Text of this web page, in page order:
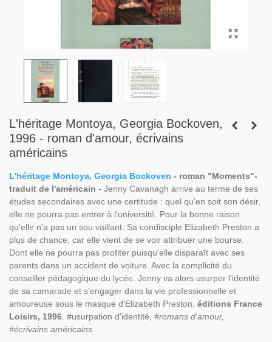
L'héritage Montoya, Georgia Bockoven,
1996 - roman d'amour, écrivains
américains
L'héritage Montoya, Georgia Bockoven - roman "Moments"-
traduit de l'américain - Jenny Cavanagh arrive au terme de ses
études secondaires avec une certitude : quel qu'en soit son désir,
elle ne pourra pas entrer à l'université. Pour la bonne raison
qu'elle n'a pas un sou vaillant. Sa condisciple Elizabeth Preston a
plus de chance, car elle vient de se voir attribuer une bourse.
Dont elle ne pourra pas profiter puisqu'elle disparaît avec ses
parents dans un accident de voiture. Avec la complicité du
conseiller pédagogique du lycée. Jenny va alors usurper l'identité
de sa camarade et s'engager dans la vie professionnelle et
amoureuse sous le masque d'Elizabeth Preston. éditions France
Loisirs, 1996 . #usurpation d'identité, #romans d'amour,
#écrivains américains